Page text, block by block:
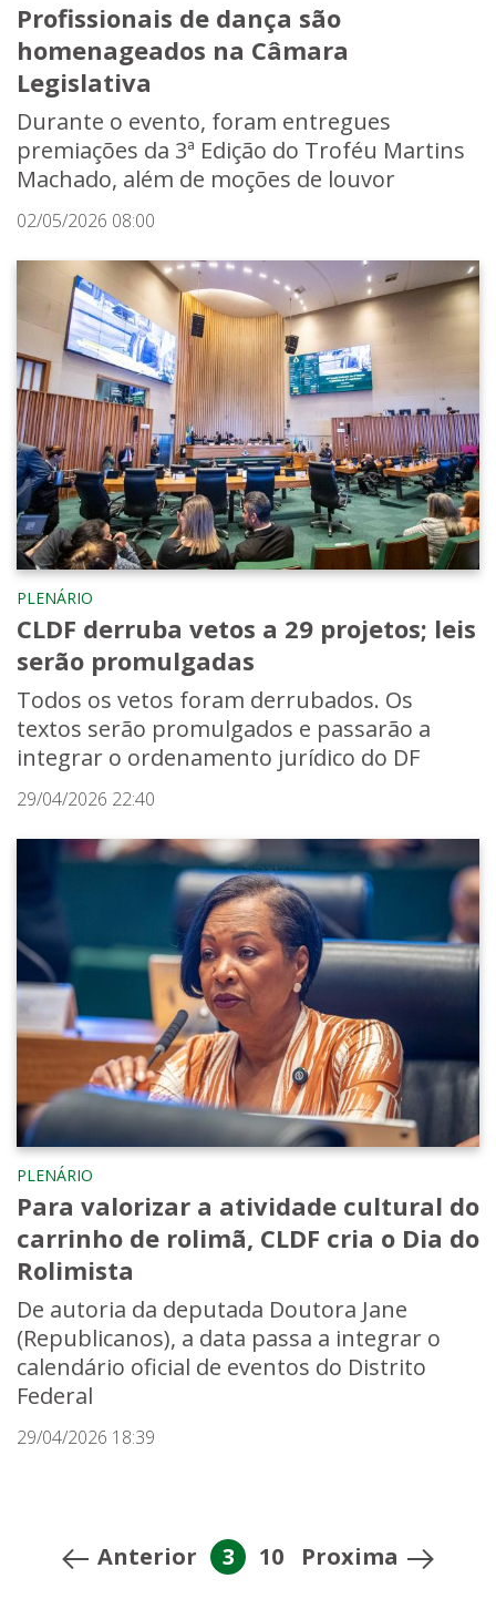
Profissionais de dança são
homenageados na Câmara
Legislativa
Durante o evento, foram entregues
premiações da 3ª Edição do Troféu Martins
Machado, além de moções de louvor
02/05/2026 08:00
PLENÁRIO
CLDF derruba vetos a 29 projetos; leis
serão promulgadas
Todos os vetos foram derrubados. Os
textos serão promulgados e passarão a
integrar o ordenamento jurídico do DF
29/04/2026 22:40
PLENÁRIO
Para valorizar a atividade cultural do
carrinho de rolimã, CLDF cria o Dia do
Rolimista
De autoria da deputada Doutora Jane
(Republicanos), a data passa a integrar o
calendário oficial de eventos do Distrito
Federal
29/04/2026 18:39
Anterior 3 10 Proxima